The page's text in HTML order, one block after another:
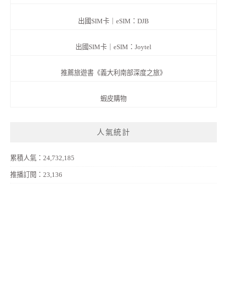
出國SIM卡｜eSIM：DJB
出國SIM卡｜eSIM：Joytel
推薦旅遊書《義大利南部深度之旅》
蝦皮購物
人氣統計
累積人氣：24,732,185
推播訂閱：23,136